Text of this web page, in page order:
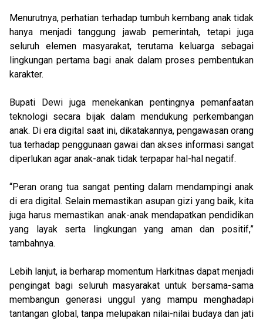
Menurutnya, perhatian terhadap tumbuh kembang anak tidak
hanya menjadi tanggung jawab pemerintah, tetapi juga
seluruh elemen masyarakat, terutama keluarga sebagai
lingkungan pertama bagi anak dalam proses pembentukan
karakter.
Bupati Dewi juga menekankan pentingnya pemanfaatan
teknologi secara bijak dalam mendukung perkembangan
anak. Di era digital saat ini, dikatakannya, pengawasan orang
tua terhadap penggunaan gawai dan akses informasi sangat
diperlukan agar anak-anak tidak terpapar hal-hal negatif.
“Peran orang tua sangat penting dalam mendampingi anak
di era digital. Selain memastikan asupan gizi yang baik, kita
juga harus memastikan anak-anak mendapatkan pendidikan
yang layak serta lingkungan yang aman dan positif,”
tambahnya.
Lebih lanjut, ia berharap momentum Harkitnas dapat menjadi
pengingat bagi seluruh masyarakat untuk bersama-sama
membangun generasi unggul yang mampu menghadapi
tantangan global, tanpa melupakan nilai-nilai budaya dan jati